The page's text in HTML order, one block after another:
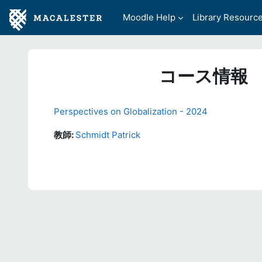
Moodle Help
Library
コース情報
Perspectives on Globalization - 2024
教師: Schmidt Patrick